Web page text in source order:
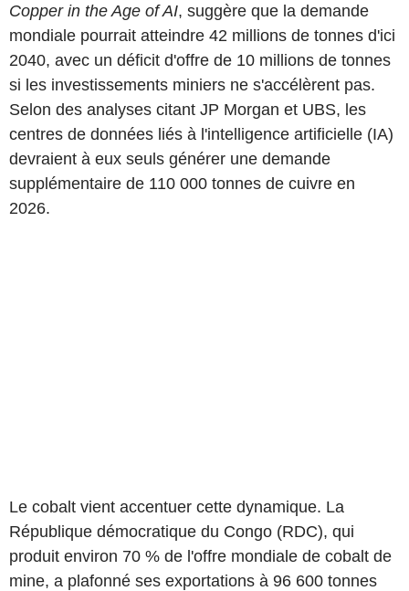
Copper in the Age of AI, suggère que la demande
mondiale pourrait atteindre 42 millions de tonnes d'ici
2040, avec un déficit d'offre de 10 millions de tonnes
si les investissements miniers ne s'accélèrent pas.
Selon des analyses citant JP Morgan et UBS, les
centres de données liés à l'intelligence artificielle (IA)
devraient à eux seuls générer une demande
supplémentaire de 110 000 tonnes de cuivre en
2026.
Le cobalt vient accentuer cette dynamique. La
République démocratique du Congo (RDC), qui
produit environ 70 % de l'offre mondiale de cobalt de
mine, a plafonné ses exportations à 96 600 tonnes